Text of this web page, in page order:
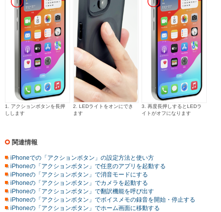
1. アクションボタンを長押
しします
2. LEDライトをオンにでき
ます
3. 再度長押しするとLEDラ
イトがオフになります
関連情報
iPhoneでの「アクションボタン」の設定方法と使い方
iPhoneの「アクションボタン」で任意のアプリを起動する
iPhoneの「アクションボタン」で消音モードにする
iPhoneの「アクションボタン」でカメラを起動する
iPhoneの「アクションボタン」で翻訳機能を呼び出す
iPhoneの「アクションボタン」でボイスメモの録音を開始・停止する
iPhoneの「アクションボタン」でホーム画面に移動する